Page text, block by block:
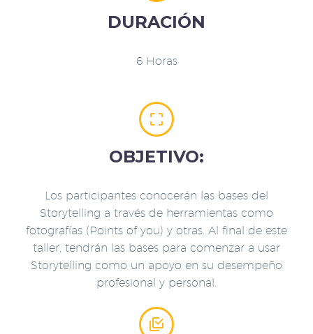
DURACIÓN
6 Horas


OBJETIVO:
Los participantes conocerán las bases del
Storytelling a través de herramientas como
fotografías (Points of you) y otras. Al final de este
taller, tendrán las bases para comenzar a usar
Storytelling como un apoyo en su desempeño
profesional y personal.

